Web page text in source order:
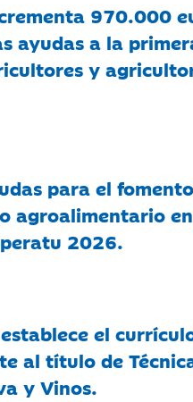
970.000
ayudas a la
y
para el
agroalimentario
2026.
el
al título de
y Vinos.